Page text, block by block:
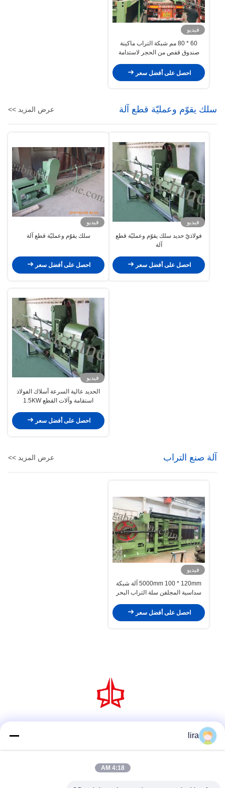
فيديو
60 * 80 مم شبكة التراب ماكينة
صندوق قفص من الحجر لاستدامة
احصل على أفضل سعر
سلك يقوّم وعمليّة قطع آلة عرض المزيد >>
فيديو
فولاذيّ حديد سلك يقوّم وعمليّة قطع
آلة
احصل على أفضل سعر
فيديو
سلك يقوّم وعمليّة قطع آلة
احصل على أفضل سعر
فيديو
الحديد عالية السرعة أسلاك الفولاذ
استقامة وآلات القطع 1.5KW
احصل على أفضل سعر
آلة صنع التراب عرض المزيد >>
فيديو
5000mm 100 * 120mm آلة شبكة
سداسية المجلفن سلة التراب البحر
احصل على أفضل سعر
lira
4:18 AM